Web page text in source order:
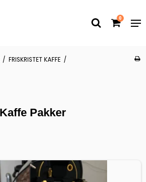
0
/ FRISKRISTET KAFFE /
Kaffe Pakker